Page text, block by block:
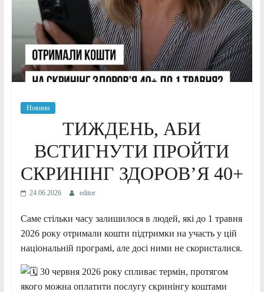
Новини
ТИЖДЕНЬ, АБИ
ВСТИГНУТИ ПРОЙТИ
СКРИНІНГ ЗДОРОВ’Я 40+
24.06.2026 editor
Саме стільки часу залишилося в людей, які до 1 травня
2026 року отримали кошти підтримки на участь у цій
національній програмі, але досі ними не скористалися.
30 червня 2026 року спливає термін, протягом
якого можна оплатити послугу скринінгу коштами